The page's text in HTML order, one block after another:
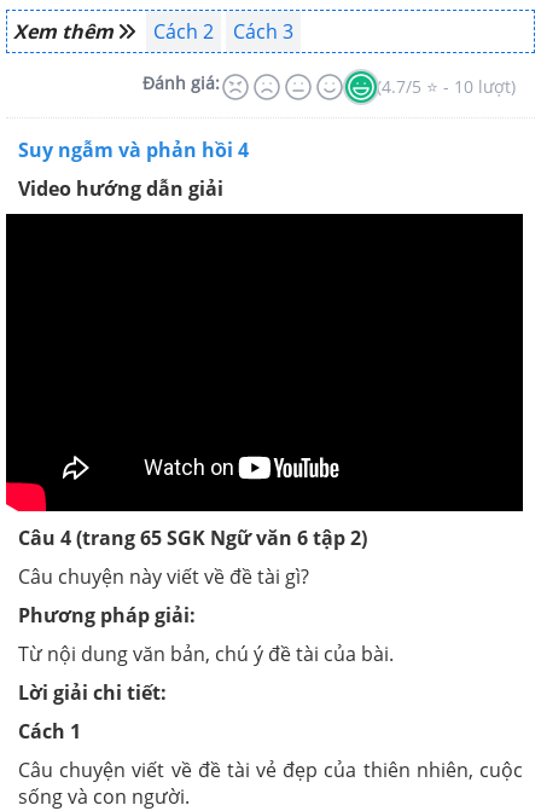
Xem thêm
Cách 2 Cách 3
Đánh giá: (4.7/5 ⭐ - 10 lượt)
Suy ngẫm và phản hồi 4
Video hướng dẫn giải
Câu 4 (trang 65 SGK Ngữ văn 6 tập 2)
Câu chuyện này viết về đề tài gì?
Phương pháp giải:
Từ nội dung văn bản, chú ý đề tài của bài.
Lời giải chi tiết:
Cách 1
Câu chuyện viết về đề tài vẻ đẹp của thiên nhiên, cuộc
sống và con người.